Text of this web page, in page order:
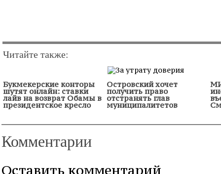
Читайте также:
Букмекерские конторы
шутят онлайн: ставки
лайв на возврат Обамы в
президентское кресло
Островский хочет
получить право
отстранять глав
муниципалитетов
Комментарии
Оставить комментарий